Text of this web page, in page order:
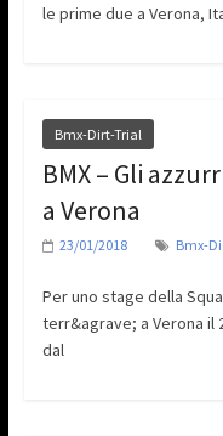
le prime due a Verona,
Bmx-Dirt-Trial
BMX – Gli
a Verona
23/01/2018 Bmx-
Per uno stage della
terr&agrave; a Verona il
dal